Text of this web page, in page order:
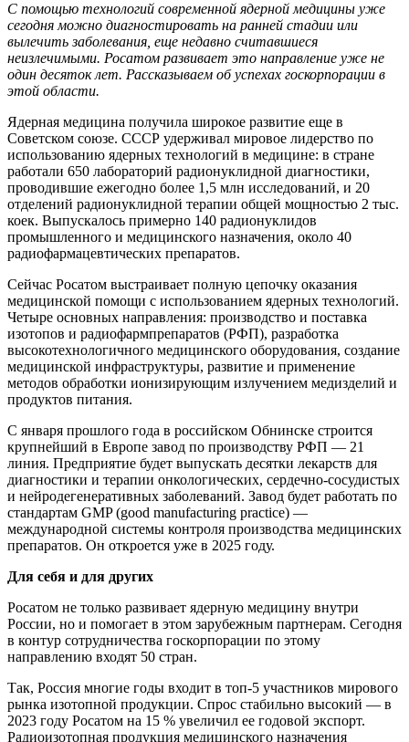
С помощью технологий современной ядерной медицины уже
сегодня можно диагностировать на ранней стадии или
вылечить заболевания, еще недавно считавшиеся
неизлечимыми. Росатом развивает это направление уже не
один десяток лет. Рассказываем об успехах госкорпорации в
этой области.
Ядерная медицина получила широкое развитие еще в
Советском союзе. СССР удерживал мировое лидерство по
использованию ядерных технологий в медицине: в стране
работали 650 лабораторий радионуклидной диагностики,
проводившие ежегодно более 1,5 млн исследований, и 20
отделений радионуклидной терапии общей мощностью 2 тыс.
коек. Выпускалось примерно 140 радионуклидов
промышленного и медицинского назначения, около 40
радиофармацевтических препаратов.
Сейчас Росатом выстраивает полную цепочку оказания
медицинской помощи с использованием ядерных технологий.
Четыре основных направления: производство и поставка
изотопов и радиофармпрепаратов (РФП), разработка
высокотехнологичного медицинского оборудования, создание
медицинской инфраструктуры, развитие и применение
методов обработки ионизирующим излучением медизделий и
продуктов питания.
С января прошлого года в российском Обнинске строится
крупнейший в Европе завод по производству РФП — 21
линия. Предприятие будет выпускать десятки лекарств для
диагностики и терапии онкологических, сердечно-­сосудистых
и нейродегенеративных заболеваний. Завод будет работать по
стандартам GMP (good manufacturing practice) — ​
международной системы контроля производства медицинских
препаратов. Он откроется уже в 2025 году.
Для себя и для других
Росатом не только развивает ядерную медицину внутри
России, но и помогает в этом зарубежным партнерам. Сегодня
в контур сотрудничества госкорпорации по этому
направлению входят 50 стран.
Так, Россия многие годы входит в топ‑5 участников мирового
рынка изотопной продукции. Спрос стабильно высокий — в
2023 году Росатом на 15 % увеличил ее годовой экспорт.
Радиоизотопная продукция медицинского назначения